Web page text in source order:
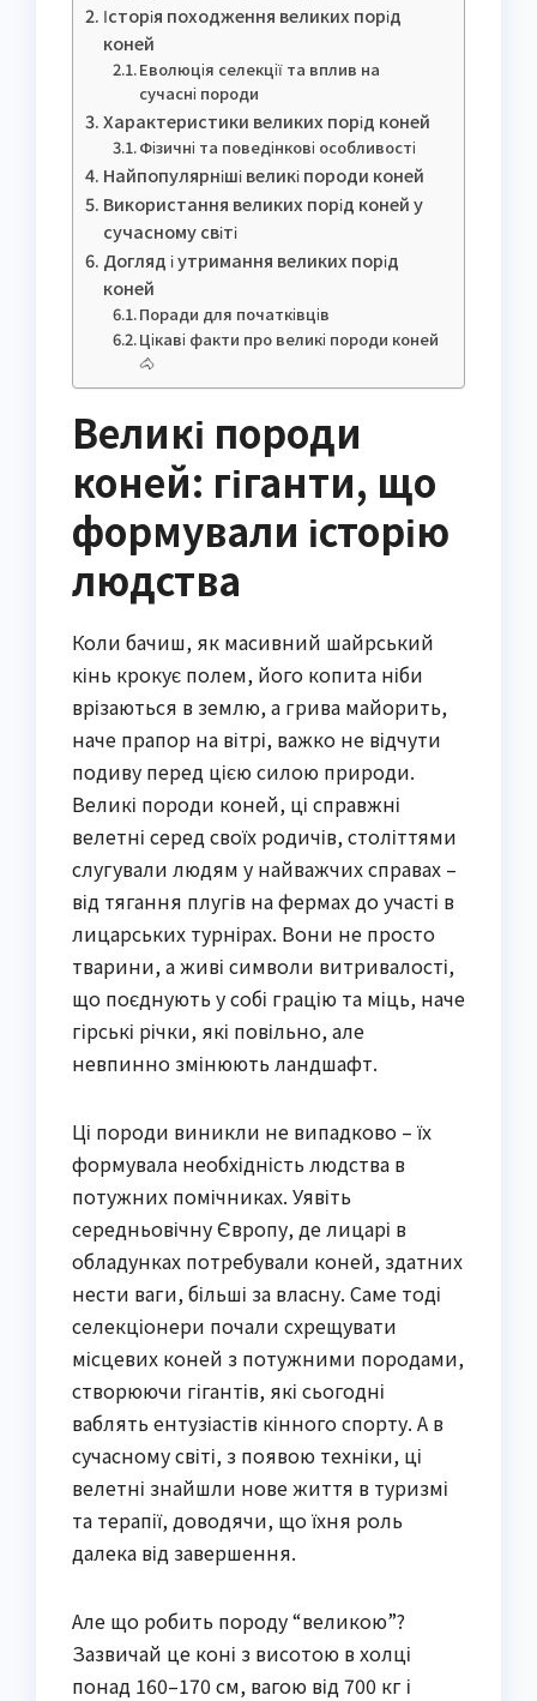
Історія походження великих порід
коней
Еволюція селекції та вплив на
сучасні породи
Характеристики великих порід коней
Фізичні та поведінкові особливості
Найпопулярніші великі породи коней
Використання великих порід коней у
сучасному світі
Догляд і утримання великих порід
коней
Поради для початківців
Цікаві факти про великі породи коней
🐴
Великі породи
коней: гіганти, що
формували історію
людства
Коли бачиш, як масивний шайрський
кінь крокує полем, його копита ніби
врізаються в землю, а грива майорить,
наче прапор на вітрі, важко не відчути
подиву перед цією силою природи.
Великі породи коней, ці справжні
велетні серед своїх родичів, століттями
слугували людям у найважчих справах –
від тягання плугів на фермах до участі в
лицарських турнірах. Вони не просто
тварини, а живі символи витривалості,
що поєднують у собі грацію та міць, наче
гірські річки, які повільно, але
невпинно змінюють ландшафт.
Ці породи виникли не випадково – їх
формувала необхідність людства в
потужних помічниках. Уявіть
середньовічну Європу, де лицарі в
обладунках потребували коней, здатних
нести ваги, більші за власну. Саме тоді
селекціонери почали схрещувати
місцевих коней з потужними породами,
створюючи гігантів, які сьогодні
ваблять ентузіастів кінного спорту. А в
сучасному світі, з появою техніки, ці
велетні знайшли нове життя в туризмі
та терапії, доводячи, що їхня роль
далека від завершення.
Але що робить породу “великою”?
Зазвичай це коні з висотою в холці
понад 160–170 см, вагою від 700 кг і